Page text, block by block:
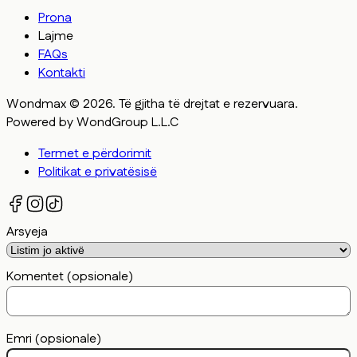
Prona
Lajme
FAQs
Kontakti
Wondmax © 2026. Të gjitha të drejtat e rezervuara.
Powered by WondGroup L.L.C
Termet e përdorimit
Politikat e privatësisë
Arsyeja
Komentet (opsionale)
Emri (opsionale)